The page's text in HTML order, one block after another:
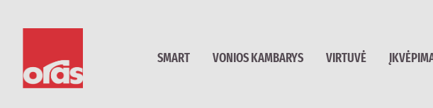
SMART VONIOS KAMBARYS VIRTUVĖ